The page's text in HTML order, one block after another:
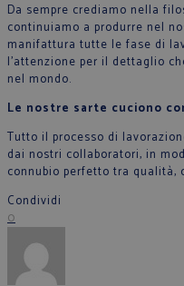
Da sempre crediamo nella
continuiamo a produrre nel
manifattura tutte le fase di
l’attenzione per il dettaglio
nel mondo.
Le nostre sarte cuciono
Tutto il processo di
dai nostri collaboratori, in
connubio perfetto tra qualità,
Condividi
0